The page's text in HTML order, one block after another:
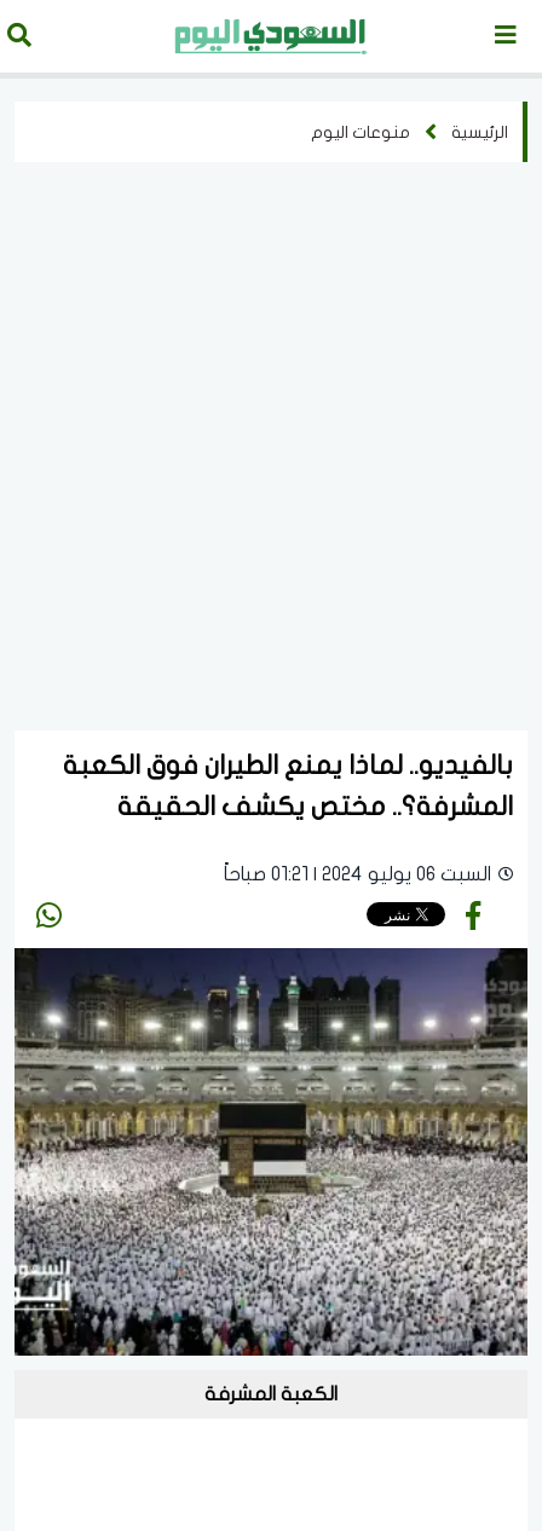
الرئيسية منوعات اليوم
بالفيديو.. لماذا يمنع الطيران فوق الكعبة
المشرفة؟.. مختص يكشف الحقيقة
السبت 06 يوليو 2024 | 01:21 صباحاً
الكعبة المشرفة